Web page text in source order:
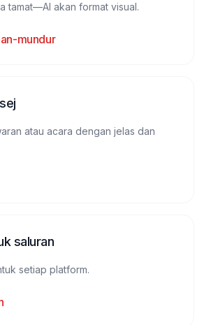
tamat—AI akan format visual.
mundur
atau acara dengan jelas dan
saluran
setiap platform.